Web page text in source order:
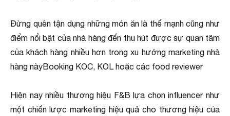
Đừng quên tận dụng những món ăn là thế mạnh cũng như
điểm nổi bật của nhà hàng đến thu hút được sự quan tâm
của khách hàng nhiều hơn trong xu hướng marketing nhà
hàng nàyBooking KOC, KOL hoặc các food reviewer
Hiện nay nhiều thương hiệu F&B lựa chọn influencer như
một chiến lược marketing hiệu quả cho thương hiệu của